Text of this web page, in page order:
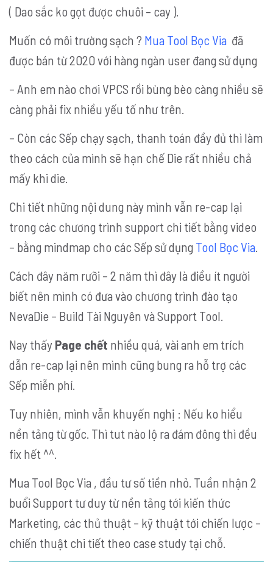
( Dao sắc ko gọt được chuôi – cay ).
Muốn có môi trường sạch ? Mua Tool Bọc Via đã
được bán từ 2020 với hàng ngàn user đang sử dụng
– Anh em nào chơi VPCS rồi bùng bèo càng nhiều sẽ
càng phải fix nhiều yếu tố như trên.
– Còn các Sếp chạy sạch, thanh toán đầy đủ thì làm
theo cách của mình sẽ hạn chế Die rất nhiều chả
mấy khi die.
Chi tiết những nội dung này mình vẫn re-cap lại
trong các chương trình support chi tiết bằng video
– bằng mindmap cho các Sếp sử dụng Tool Bọc Via.
Cách đây năm rưỡi – 2 năm thì đây là điều ít người
biết nên mình có đưa vào chương trình đào tạo
NevaDie – Build Tài Nguyên và Support Tool.
Nay thấy Page chết nhiều quá, vài anh em trích
dẫn re-cap lại nên mình cũng bung ra hỗ trợ các
Sếp miễn phí.
Tuy nhiên, mình vẫn khuyến nghị : Nếu ko hiểu
nền tảng từ gốc. Thì tut nào lộ ra đám đông thì đều
fix hết ^^.
Mua Tool Bọc Via , đầu tư số tiền nhỏ. Tuần nhận 2
buổi Support tư duy từ nền tảng tới kiến thức
Marketing, các thủ thuật – kỹ thuật tới chiến lược –
chiến thuật chi tiết theo case study tại chỗ.